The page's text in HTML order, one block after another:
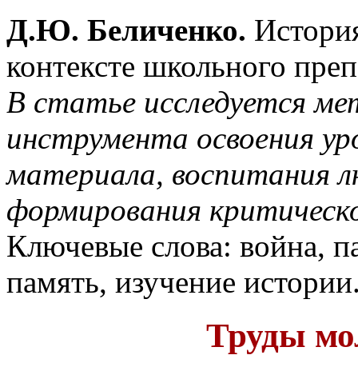
Д.Ю. Беличенко.
контексте школьного
В статье исследуется
инструмента освоения
материала, воспитания
формирования
Ключевые слова: война,
память, изучение
Труды